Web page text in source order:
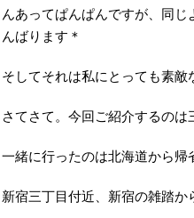
んあってぱんぱんですが、同
んばります＊
そしてそれは私にとっても素敵
さてさて。今回ご紹介するの
一緒に行ったのは北海道から帰
新宿三丁目付近、新宿の雑踏か